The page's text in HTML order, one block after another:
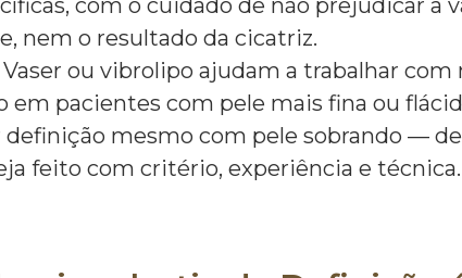
com o cuidado de não prejudicar a
nem o resultado da cicatriz.
ou vibrolipo ajudam a trabalhar com
em pacientes com pele mais fina ou
definição mesmo com pele sobrando —
feito com critério, experiência e técnica.